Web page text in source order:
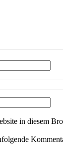
in diesem